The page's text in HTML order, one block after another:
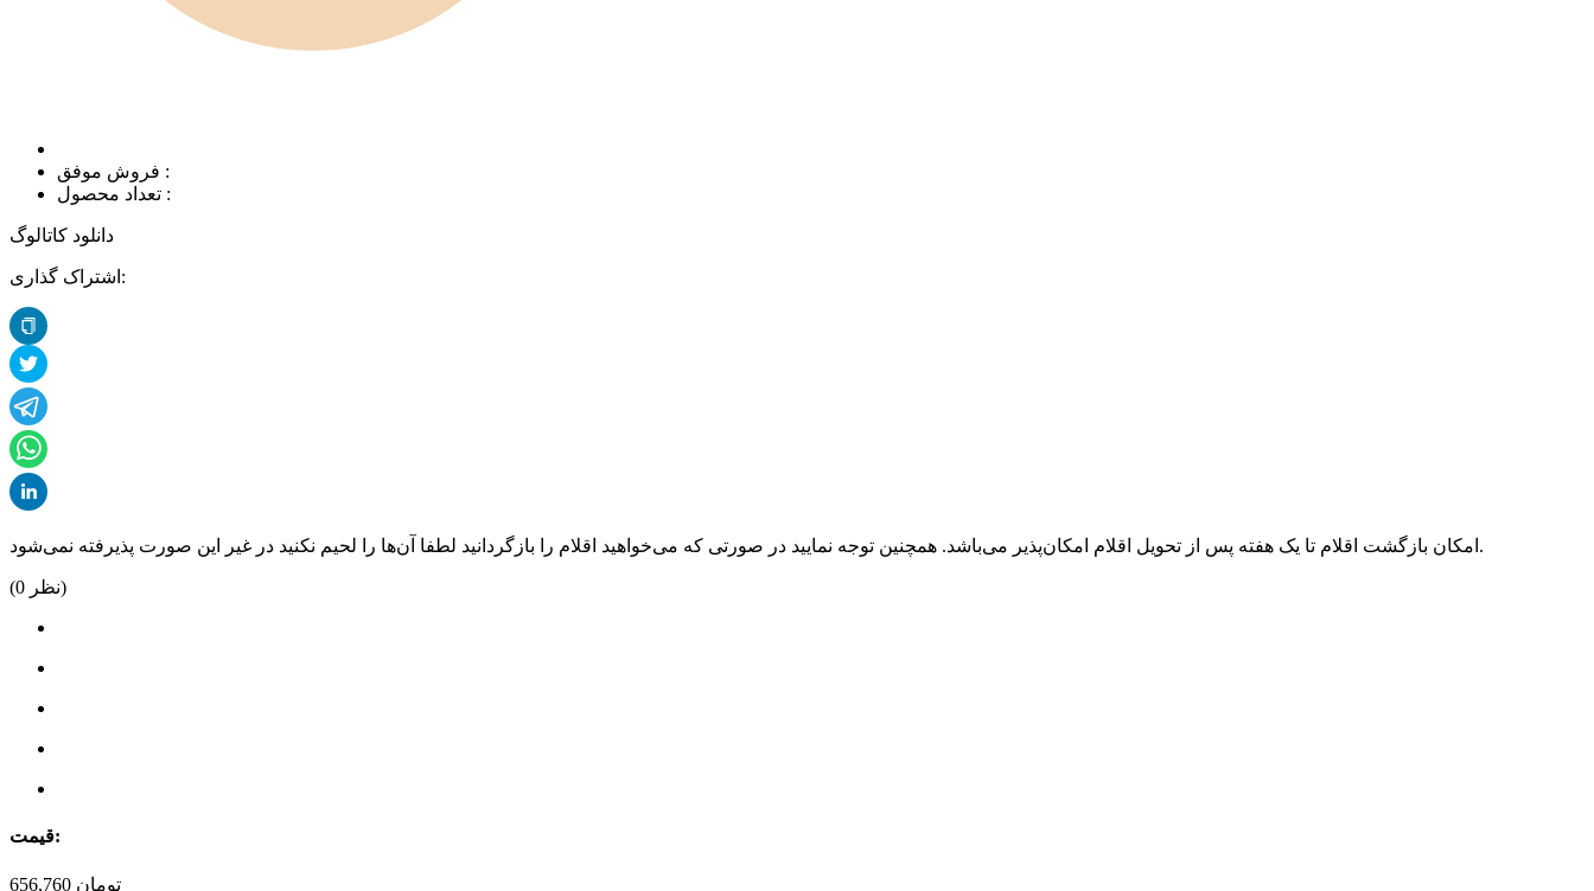
فروش موفق :
تعداد محصول :
دانلود کاتالوگ
اشتراک گذاری:
امکان بازگشت اقلام تا یک هفته پس از تحویل اقلام امکان‌پذیر می‌باشد. همچنین توجه نمایید در صورتی که می‌خواهید اقلام را بازگردانید لطفا آن‌ها را لحیم نکنید در غیر این صورت پذیرفته نمی‌شود.
(0 نظر)
قیمت:
656,760 تومان